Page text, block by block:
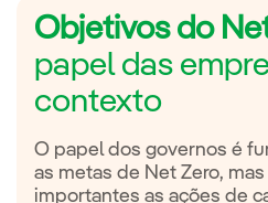
Objetivos do
papel das
contexto
O papel dos governos é
as metas de Net Zero,
importantes as ações de